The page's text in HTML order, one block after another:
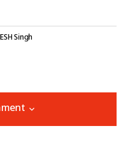
Singh